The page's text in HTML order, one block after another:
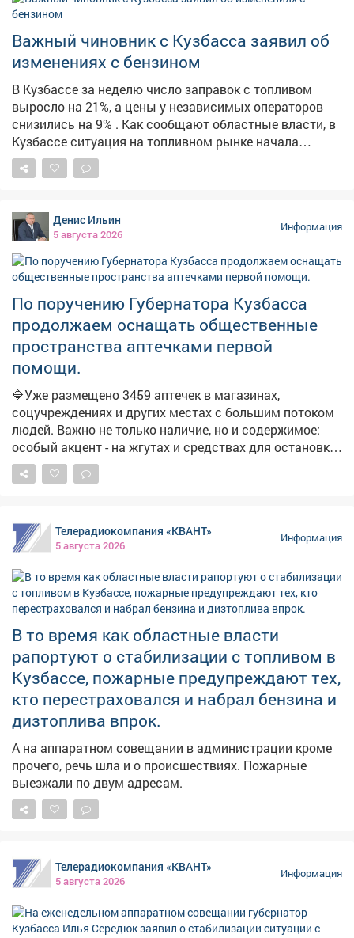
слушать и выполнять указания взрослых; 🔹 И
главное - никакой паники! Такие учения проходят у нас
регулярно, чтобы в экстренной ситуации (тьфу-тьфу-
тьфу!) каждый знал, как сохранить жизнь и здоровье.
Безопасность - превыше всего! 💪 #Лагерь
#Безопасность #Эвакуация #ТренировкаМЧС
Важный чиновник с Кузбасса заявил об
изменениях с бензином
В Кузбассе за неделю число заправок с топливом
выросло на 21%, а цены у независимых операторов
снизились на 9% . Как сообщают областные власти, в
Кузбассе ситуация на топливном рынке начала
стабилизироваться. По их данным, за неделю
количество АЗС, на которых есть топливо, выросло на
операторов снизились на 9%. На штабе обсудили
текущую обстановку и отметили, что ажиотажный
спрос удалось снять, очереди на заправках
сократились. Для дальнейшей стабилизации
налаживается координация между независимыми
сетями, производителями и логистическими
операторами. Власти фиксируют жалобы из
отдельных поселений на отсутствие топлива. Главам
поручено отслеживать каждый сигнал и оперативно
отрабатывать проблемные точки. В ближайшие дни
повысит долю работающих АЗС. Запас топлива для
уборочной кампании уже сформирован, утверждён
чёткий график поставок.
Денис Ильин
5 августа 2026
Информация
По поручению Губернатора Кузбасса
продолжаем оснащать общественные
пространства аптечками первой
помощи.
🔷Уже размещено 3459 аптечек в магазинах,
соцучреждениях и других местах с большим потоком
людей. Важно не только наличие, но и содержимое:
особый акцент - на жгутах и средствах для остановки
кровотечений. ➡️Параллельно продолжаем
мониторинг укрытий. На фото - укрытия в
Телерадиокомпания «КВАНТ»
5 августа 2026
Информация
В то время как областные власти
рапортуют о стабилизации с топливом в
Кузбассе, пожарные предупреждают тех,
кто перестраховался и набрал бензина и
дизтоплива впрок.
А на аппаратном совещании в администрации кроме
прочего, речь шла и о происшествиях. Пожарные
выезжали по двум адресам.
Телерадиокомпания «КВАНТ»
5 августа 2026
Информация